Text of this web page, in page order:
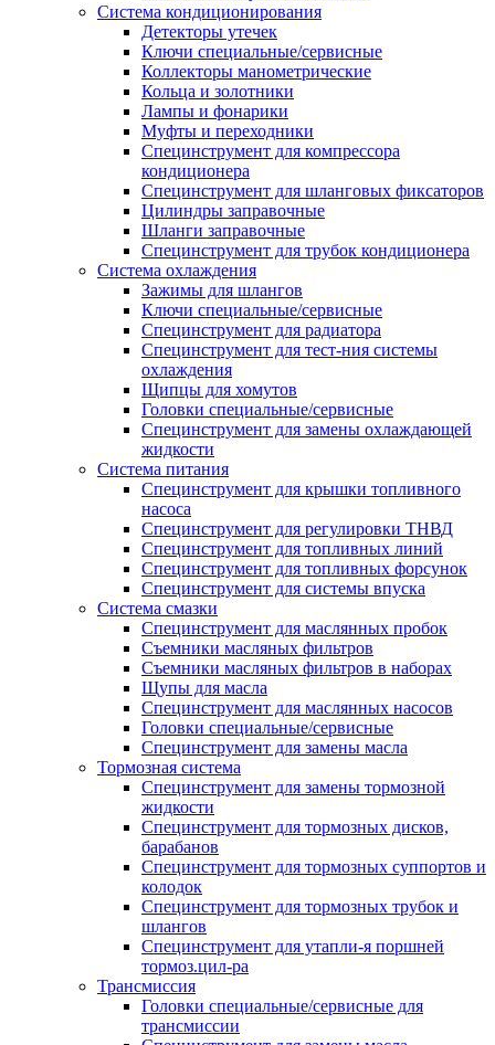
Система кондиционирования
Детекторы утечек
Ключи специальные/сервисные
Коллекторы манометрические
Кольца и золотники
Лампы и фонарики
Муфты и переходники
Специнструмент для компрессора
кондиционера
Специнструмент для шланговых фиксаторов
Цилиндры заправочные
Шланги заправочные
Специнструмент для трубок кондиционера
Система охлаждения
Зажимы для шлангов
Ключи специальные/сервисные
Специнструмент для радиатора
Специнструмент для тест-ния системы
охлаждения
Щипцы для хомутов
Головки специальные/сервисные
Специнструмент для замены охлаждающей
жидкости
Система питания
Специнструмент для крышки топливного
насоса
Специнструмент для регулировки ТНВД
Специнструмент для топливных линий
Специнструмент для топливных форсунок
Специнструмент для системы впуска
Система смазки
Специнструмент для маслянных пробок
Съемники масляных фильтров
Съемники масляных фильтров в наборах
Щупы для масла
Специнструмент для маслянных насосов
Головки специальные/сервисные
Специнструмент для замены масла
Тормозная система
Специнструмент для замены тормозной
жидкости
Специнструмент для тормозных дисков,
барабанов
Специнструмент для тормозных суппортов и
колодок
Специнструмент для тормозных трубок и
шлангов
Специнструмент для утапли-я поршней
тормоз.цил-ра
Трансмиссия
Головки специальные/сервисные для
трансмиссии